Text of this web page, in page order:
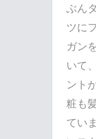
ぶん
ツに
ガン
いて
ント
粧も
てい